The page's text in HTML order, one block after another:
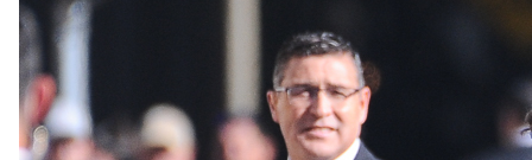
Entretención y Cultura
Contenido Patrocinado